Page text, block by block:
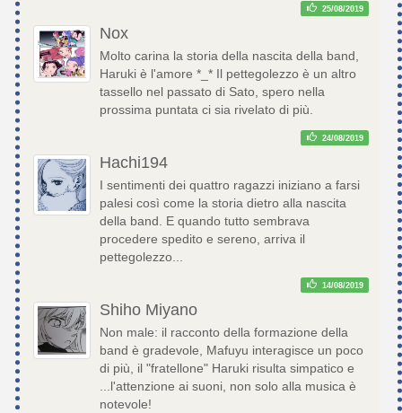
25/08/2019
Nox
Molto carina la storia della nascita della band,
Haruki è l'amore *_* Il pettegolezzo è un altro
tassello nel passato di Sato, spero nella
prossima puntata ci sia rivelato di più.
24/08/2019
Hachi194
I sentimenti dei quattro ragazzi iniziano a farsi
palesi così come la storia dietro alla nascita
della band. E quando tutto sembrava
procedere spedito e sereno, arriva il
pettegolezzo...
14/08/2019
Shiho Miyano
Non male: il racconto della formazione della
band è gradevole, Mafuyu interagisce un poco
di più, il "fratellone" Haruki risulta simpatico e
...l'attenzione ai suoni, non solo alla musica è
notevole!